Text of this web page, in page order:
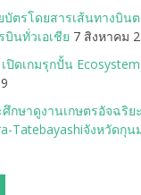
ตรโดยสารเส้นทางบินต
นทั่วเอเชีย 7 สิงหาคม
ปิดเกมรุกปั้น
กษาดูงานเกษตรอัจฉริย
Tatebayashiจังหวัดกุน